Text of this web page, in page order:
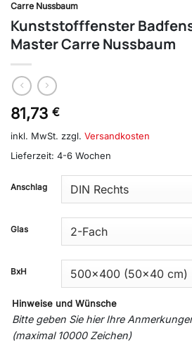
Carre Nussbaum
Kunststofffenster
Master Carre Nussbaum
81,73 €
inkl. MwSt. zzgl. Versandkosten
Lieferzeit: 4-6 Wochen
Anschlag
Glas
BxH
Hinweise und Wünsche
Bitte geben Sie hier Ihre
(maximal 10000 Zeichen)